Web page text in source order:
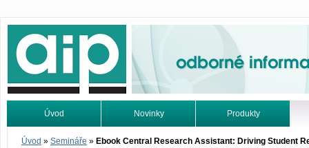
Odborné informace. Online.
Úvod Novinky Produkty
Vyhledávání Tutoriály
Úvod » Semináře » Ebook Central Research Assistant: Driving Student